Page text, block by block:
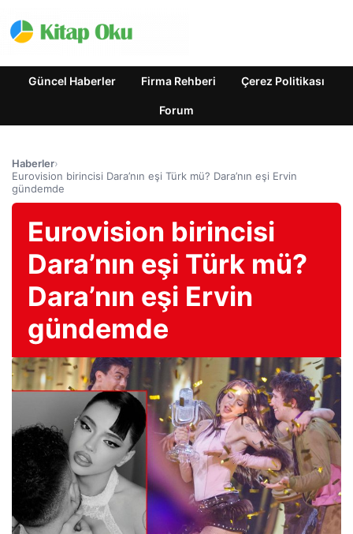
Güncel Haberler Firma Rehberi Çerez Politikası
Forum
Haberler›
Eurovision birincisi Dara’nın eşi Türk mü? Dara’nın eşi Ervin
gündemde
Eurovision birincisi
Dara’nın eşi Türk mü?
Dara’nın eşi Ervin
gündemde